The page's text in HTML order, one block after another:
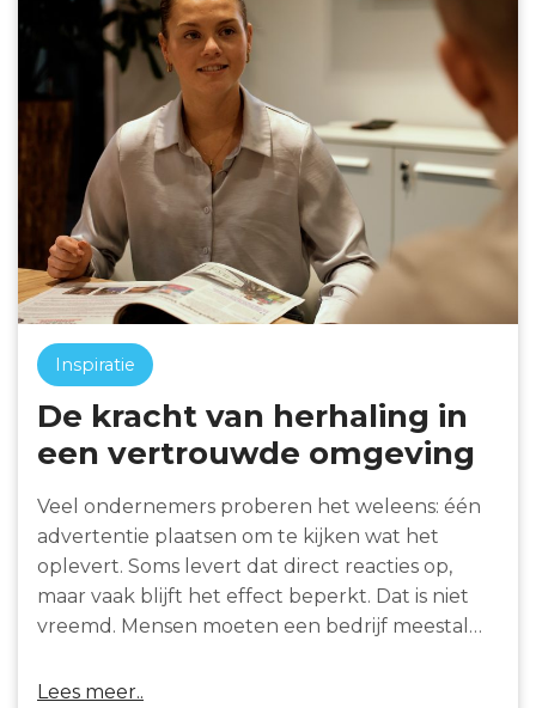
Inspiratie
De kracht van herhaling in
een vertrouwde omgeving
Veel ondernemers proberen het weleens: één
advertentie plaatsen om te kijken wat het
oplevert. Soms levert dat direct reacties op,
maar vaak blijft het effect beperkt. Dat is niet
vreemd. Mensen moeten een bedrijf meestal…
Lees meer..